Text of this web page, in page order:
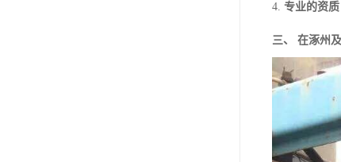
4. 专业的资质
三、 在涿州